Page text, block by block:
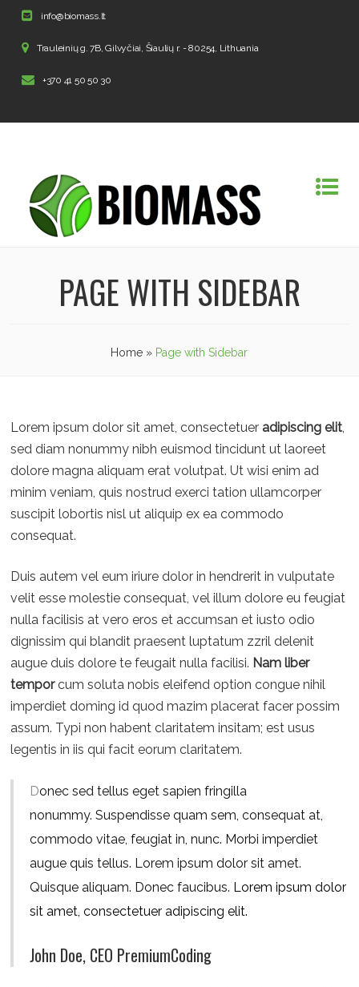
info@biomass.lt
Trauleinių g. 7B, Gilvyčiai, Šiaulių r. - 80254, Lithuania
+370 41 50 50 30
PAGE WITH SIDEBAR
Home » Page with Sidebar
Lorem ipsum dolor sit amet, consectetuer adipiscing elit,
sed diam nonummy nibh euismod tincidunt ut laoreet
dolore magna aliquam erat volutpat. Ut wisi enim ad
minim veniam, quis nostrud exerci tation ullamcorper
suscipit lobortis nisl ut aliquip ex ea commodo
consequat.
Duis autem vel eum iriure dolor in hendrerit in vulputate
velit esse molestie consequat, vel illum dolore eu feugiat
nulla facilisis at vero eros et accumsan et iusto odio
dignissim qui blandit praesent luptatum zzril delenit
augue duis dolore te feugait nulla facilisi. Nam liber
temporcum soluta nobis eleifend option congue nihil
imperdiet doming id quod mazim placerat facer possim
assum. Typi non habent claritatem insitam; est usus
legentis in iis qui facit eorum claritatem.
Donec sed tellus eget sapien fringilla
nonummy.Suspendisse quam sem, consequat at,
commodo vitae, feugiat in, nunc. Morbi imperdiet
augue quis tellus. Lorem ipsum dolor sit amet.
Quisque aliquam. Donec faucibus. Lorem ipsum dolor
sit amet, consectetuer adipiscing elit.
John Doe, CEO PremiumCoding